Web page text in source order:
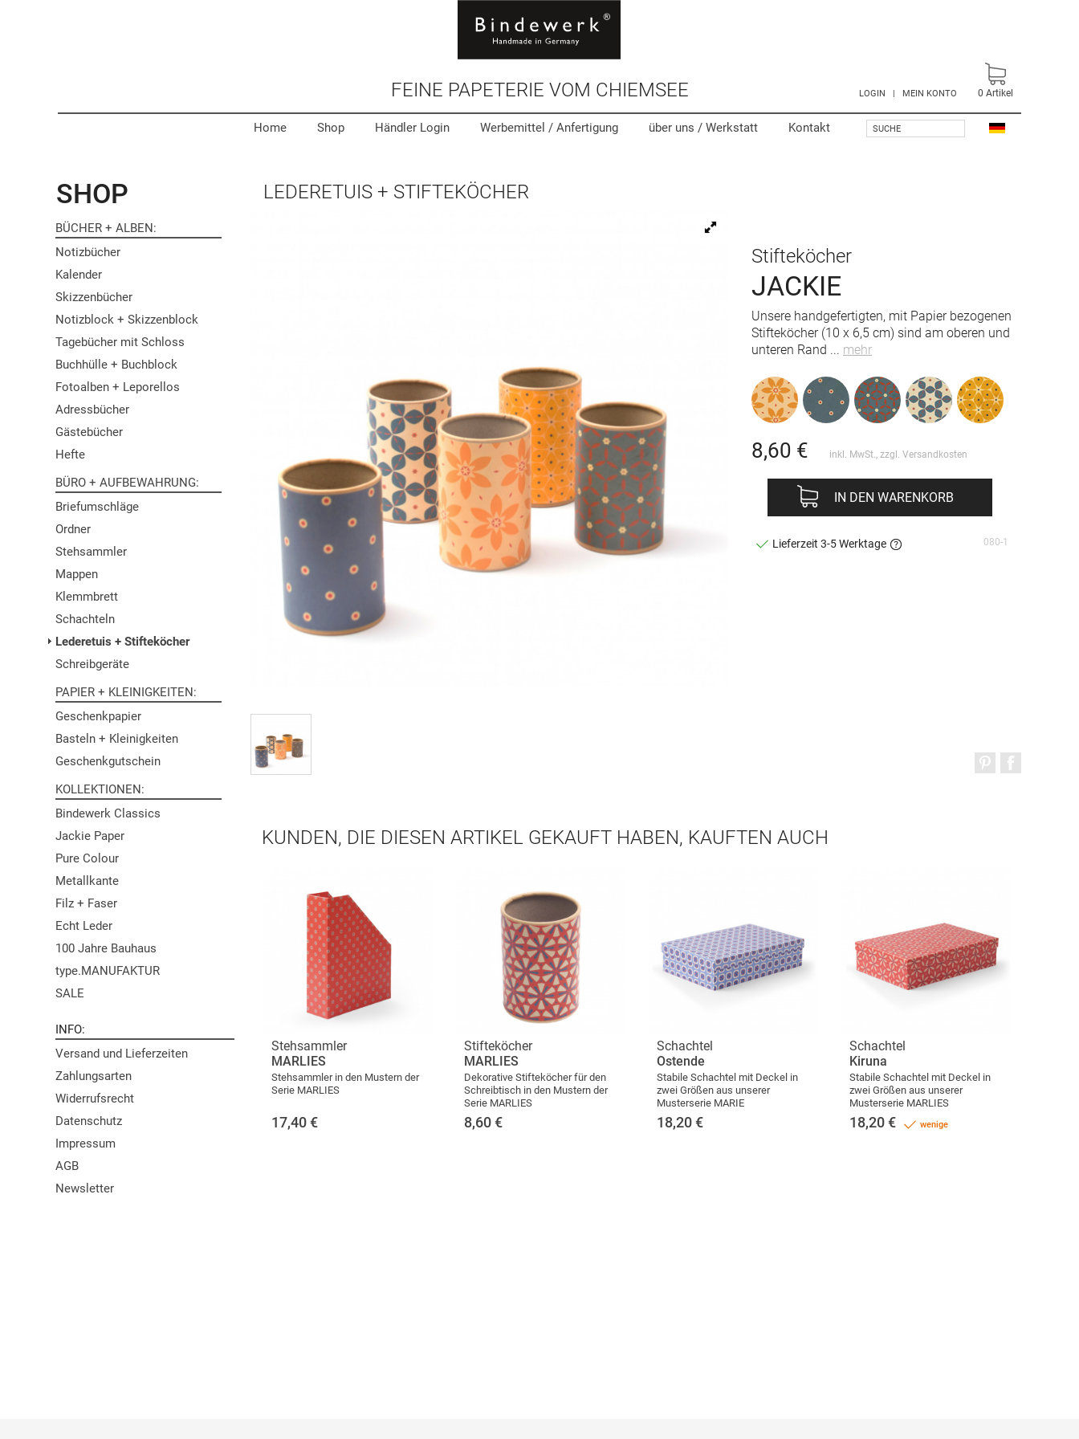
FEINE PAPETERIE VOM CHIEMSEE LOGIN | MEIN KONTO
Home Shop Händler Login Werbemittel / Anfertigung über uns / Werkstatt Kontakt SUCHE
0 Artikel
LEDERETUIS + STIFTEKÖCHER
Stifteköcher
JACKIE
Unsere handgefertigten, mit Papier bezogenen
Stifteköcher (10 x 6,5 cm) sind am oberen und
unteren Rand ... mehr
8,60 € inkl. MwSt., zzgl. Versandkosten
IN DEN WARENKORB
Lieferzeit 3-5 Werktage 080-1
KUNDEN, DIE DIESEN ARTIKEL GEKAUFT HABEN, KAUFTEN AUCH
Stehsammler
MARLIES
Stehsammler in den Mustern der
Serie MARLIES
17,40 €
Stifteköcher
MARLIES
Dekorative Stifteköcher für den
Schreibtisch in den Mustern der
Serie MARLIES
8,60 €
Schachtel
Ostende
Stabile Schachtel mit Deckel in
zwei Größen aus unserer
Musterserie MARIE
18,20 €
Schachtel
Kiruna
Stabile Schachtel mit Deckel in
zwei Größen aus unserer
Musterserie MARLIES
18,20 € wenige
SHOP
BÜCHER + ALBEN
Notizbücher
Kalender
Skizzenbücher
Notizblock + Skizzenblock
Tagebücher mit Schloss
Buchhülle + Buchblock
Fotoalben + Leporellos
Adressbücher
Gästebücher
Hefte
BÜRO + AUFBEWAHRUNG
Briefumschläge
Ordner
Stehsammler
Mappen
Klemmbrett
Schachteln
Lederetuis + Stifteköcher
Schreibgeräte
PAPIER + KLEINIGKEITEN
Geschenkpapier
Basteln + Kleinigkeiten
Geschenkgutschein
KOLLEKTIONEN
Bindewerk Classics
Jackie Paper
Pure Colour
Metallkante
Filz + Faser
Echt Leder
100 Jahre Bauhaus
type.MANUFAKTUR
SALE
INFO
Versand und Lieferzeiten
Zahlungsarten
Widerrufsrecht
Datenschutz
Impressum
AGB
Newsletter